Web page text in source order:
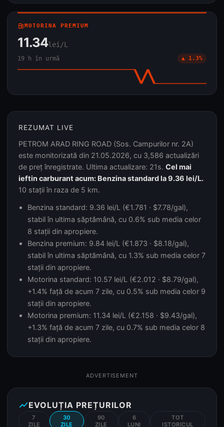
local_gas_stationMOTORINA PREMIUM
11.34lei/L
19 h în urmă ▲ 1.3%
REZUMAT LIVE
PETROM ARAD RING ROAD (Sos. Campurilor nr. 2A)
este monitorizată din 21.05.2026, cu 3,586 actualizări
de preț înregistrate. Ultima actualizare: 21s. Cel mai
ieftin carburant acum: Benzina standard la 9.36 lei/L.
10 stații în raza de 5 km.
Benzina standard: 9.36 lei/L (€1.781 · $7.78/gal),
stabil în ultima săptămână, cu 0.6% sub media celor
8 stații din apropiere.
Benzina premium: 9.84 lei/L (€1.873 · $8.18/gal),
stabil în ultima săptămână, cu 1.3% sub media celor 7
stații din apropiere.
Motorina standard: 10.57 lei/L (€2.012 · $8.79/gal),
+1.4% față de acum 7 zile, cu 0.5% sub media celor 9
stații din apropiere.
Motorina premium: 11.34 lei/L (€2.158 · $9.43/gal),
+1.3% față de acum 7 zile, cu 0.7% sub media celor 8
stații din apropiere.
ADVERTISEMENT
show_chartEVOLUȚIA PREȚURILOR
7
ZILE
30
ZILE
90
ZILE
6
LUNI
TOT
ISTORICUL